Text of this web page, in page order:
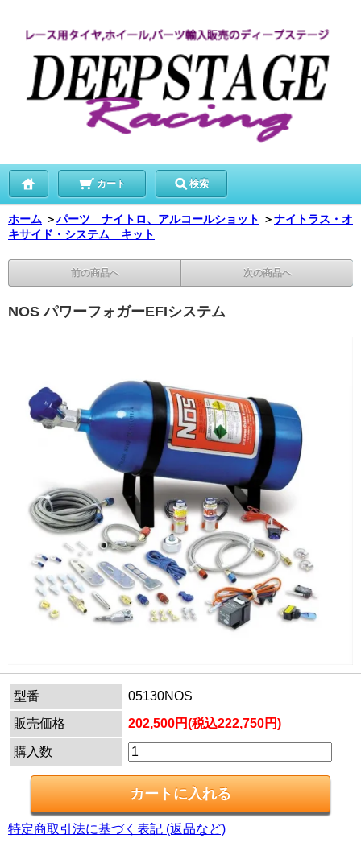
カート 検索
ホーム ＞パーツ ナイトロ、アルコールショット ＞ナイトラス・オ
キサイド・システム キット
前の商品へ 次の商品へ
NOS パワーフォガーEFIシステム
型番
05130NOS
販売価格
202,500円(税込222,750円)
購入数
特定商取引法に基づく表記 (返品など)